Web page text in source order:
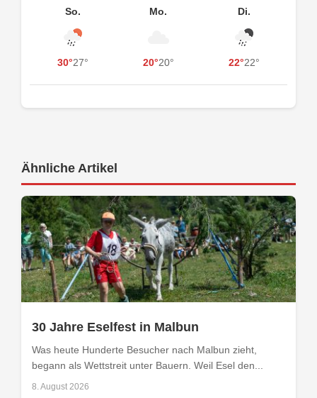
So.
30°27°
Mo.
20°20°
Di.
22°22°
Ähnliche Artikel
30 Jahre Eselfest in Malbun
Was heute Hunderte Besucher nach Malbun zieht,
begann als Wettstreit unter Bauern. Weil Esel den...
8. August 2026